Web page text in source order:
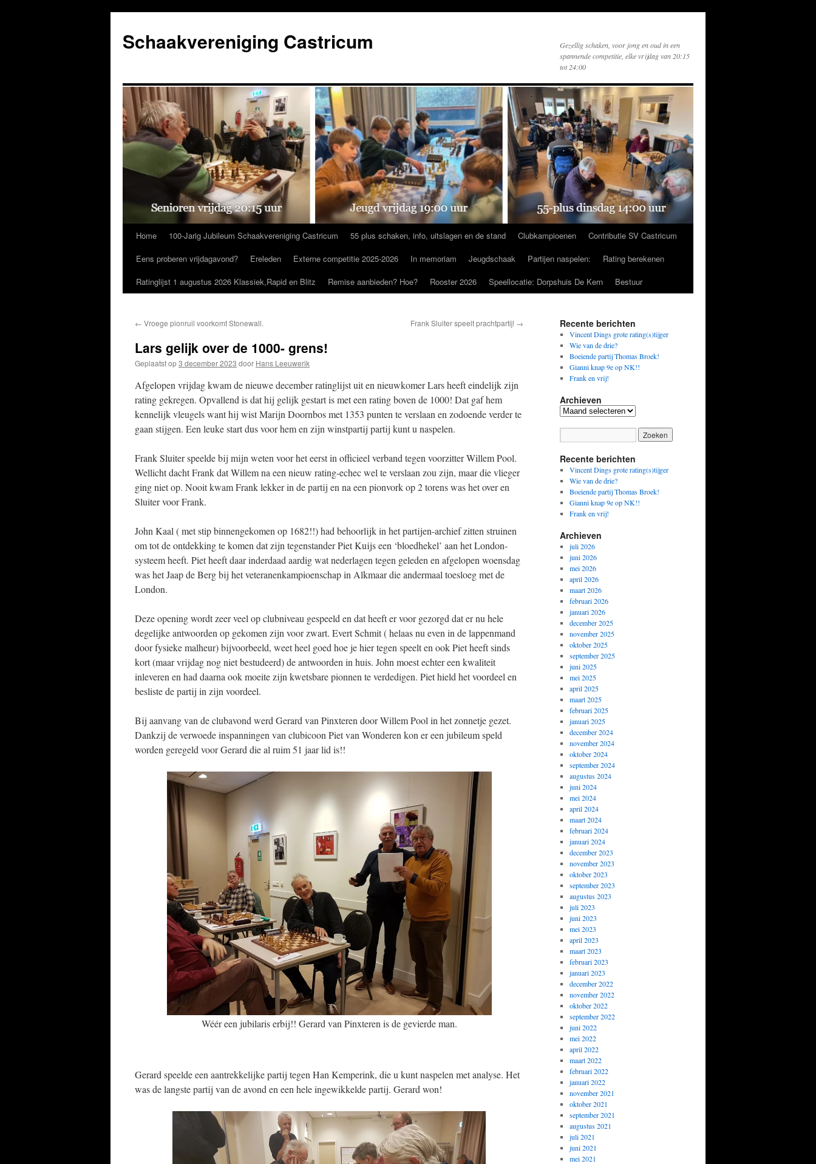
de
inhoud
Schaakvereniging Castricum
Gezellig schaken, voor jong en oud in een
spannende competitie, elke vrijdag van 20:15
tot 24:00
Home 100-Jarig Jubileum Schaakvereniging Castricum 55 plus schaken, info, uitslagen en de stand Clubkampioenen
Contributie SV Castricum
Eens proberen vrijdagavond?
Ereleden Externe competitie 2025-2026 In memoriam Jeugdschaak Partijen naspelen:
Rating berekenen
Ratinglijst 1 augustus 2026 Klassiek,Rapid en Blitz
Remise aanbieden? Hoe? Rooster 2026 Speellocatie: Dorpshuis De Kern Bestuur
← Vroege pionruil voorkomt Stonewall. Frank Sluiter speelt prachtpartij! →
Lars gelijk over de 1000- grens!
Geplaatst op3 december 2023 door Hans Leeuwerik
Afgelopen vrijdag kwam de nieuwe december ratinglijst uit en nieuwkomer Lars heeft eindelijk zijn
rating gekregen. Opvallend is dat hij gelijk gestart is met een rating boven de 1000! Dat gaf hem
kennelijk vleugels want hij wist Marijn Doornbos met 1353 punten te verslaan en zodoende verder te
gaan stijgen. Een leuke start dus voor hem en zijn winstpartij partij kunt u naspelen.
Frank Sluiter speelde bij mijn weten voor het eerst in officieel verband tegen voorzitter Willem Pool.
Wellicht dacht Frank dat Willem na een nieuw rating-echec wel te verslaan zou zijn, maar die vlieger
ging niet op. Nooit kwam Frank lekker in de partij en na een pionvork op 2 torens was het over en
Sluiter voor Frank.
John Kaal ( met stip binnengekomen op 1682!!) had behoorlijk in het partijen-archief zitten struinen
om tot de ontdekking te komen dat zijn tegenstander Piet Kuijs een ‘bloedhekel’ aan het London-
systeem heeft. Piet heeft daar inderdaad aardig wat nederlagen tegen geleden en afgelopen woensdag
was het Jaap de Berg bij het veteranenkampioenschap in Alkmaar die andermaal toesloeg met de
London.
Deze opening wordt zeer veel op clubniveau gespeeld en dat heeft er voor gezorgd dat er nu hele
degelijke antwoorden op gekomen zijn voor zwart. Evert Schmit ( helaas nu even in de lappenmand
door fysieke malheur) bijvoorbeeld, weet heel goed hoe je hier tegen speelt en ook Piet heeft sinds
kort (maar vrijdag nog niet bestudeerd) de antwoorden in huis. John moest echter een kwaliteit
inleveren en had daarna ook moeite zijn kwetsbare pionnen te verdedigen. Piet hield het voordeel en
besliste de partij in zijn voordeel.
Bij aanvang van de clubavond werd Gerard van Pinxteren door Willem Pool in het zonnetje gezet.
Dankzij de verwoede inspanningen van clubicoon Piet van Wonderen kon er een jubileum speld
worden geregeld voor Gerard die al ruim 51 jaar lid is!!
Wéér een jubilaris erbij!! Gerard van Pinxteren is de gevierde man.
Gerard speelde een aantrekkelijke partij tegen Han Kemperink, die u kunt naspelen met analyse. Het
was de langste partij van de avond en een hele ingewikkelde partij. Gerard won!
Recente berichten
Vincent Dings grote rating(s)tijger
Wie van de drie?
Boeiende partij Thomas Broek!
Gianni knap 9e op NK!!
Frank en vrij!
Archieven
Archieven
Recente berichten
Vincent Dings grote rating(s)tijger
Wie van de drie?
Boeiende partij Thomas Broek!
Gianni knap 9e op NK!!
Frank en vrij!
Archieven
juli 2026
juni 2026
mei 2026
april 2026
maart 2026
februari 2026
januari 2026
december 2025
november 2025
oktober 2025
september 2025
juni 2025
mei 2025
april 2025
maart 2025
februari 2025
januari 2025
december 2024
november 2024
oktober 2024
september 2024
augustus 2024
juni 2024
mei 2024
april 2024
maart 2024
februari 2024
januari 2024
december 2023
november 2023
oktober 2023
september 2023
augustus 2023
juli 2023
juni 2023
mei 2023
april 2023
maart 2023
februari 2023
januari 2023
december 2022
november 2022
oktober 2022
september 2022
juni 2022
mei 2022
april 2022
maart 2022
februari 2022
januari 2022
november 2021
oktober 2021
september 2021
augustus 2021
juli 2021
juni 2021
mei 2021